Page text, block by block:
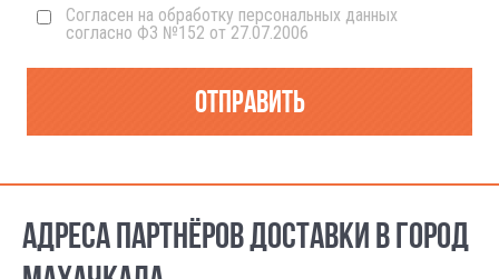
Согласен на обработку персональных данных
согласно ФЗ №152 от 27.07.2006
Отправить
АДРЕСА ПАРТНЁРОВ ДОСТАВКИ В ГОРОД